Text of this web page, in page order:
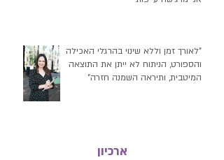
"לאורך זמן וללא שינוי בהרגלי האכילה
והספורט, הניתוח לא ייתן את התוצאה
המיטבית, ותיראה השמנה חזרה"
ארכיון